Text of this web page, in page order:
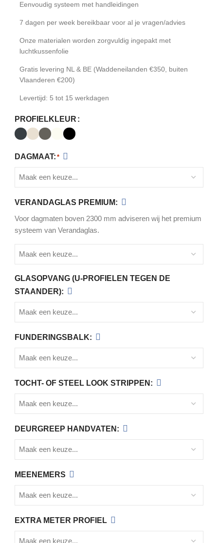
Eenvoudig systeem met handleidingen
7 dagen per week bereikbaar voor al je vragen/advies
Onze materialen worden zorgvuldig ingepakt met
luchtkussenfolie
Gratis levering NL & BE (Waddeneilanden €350, buiten
Vlaanderen €200)
Levertijd: 5 tot 15 werkdagen
PROFIELKLEUR
DAGMAAT: *
VERANDAGLAS PREMIUM:
Voor dagmaten boven 2300 mm adviseren wij het premium
systeem van Verandaglas.
GLASOPVANG (U-PROFIELEN TEGEN DE
STAANDER):
FUNDERINGSBALK:
TOCHT- OF STEEL LOOK STRIPPEN:
DEURGREEP HANDVATEN:
MEENEMERS
EXTRA METER PROFIEL